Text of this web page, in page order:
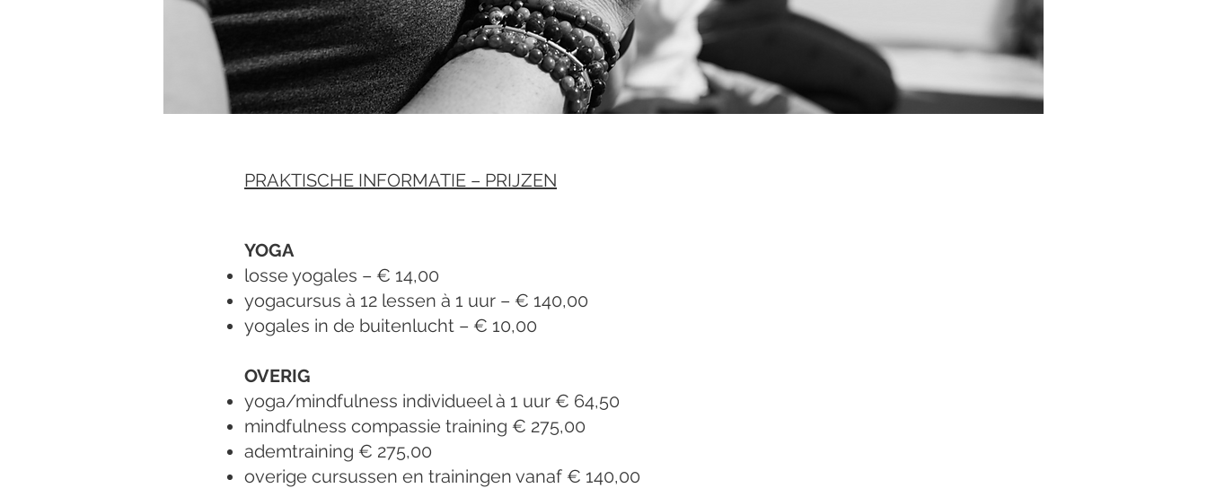
PRAKTISCHE INFORMATIE – PRIJZEN
YOGA
losse yogales – € 14,00
yogacursus à 12 lessen à 1 uur – € 140,00
yogales in de buitenlucht – € 10,00
OVERIG
yoga/mindfulness individueel à 1 uur € 64,50
mindfulness compassie training € 275,00
ademtraining € 275,00
overige cursussen en trainingen vanaf € 140,00